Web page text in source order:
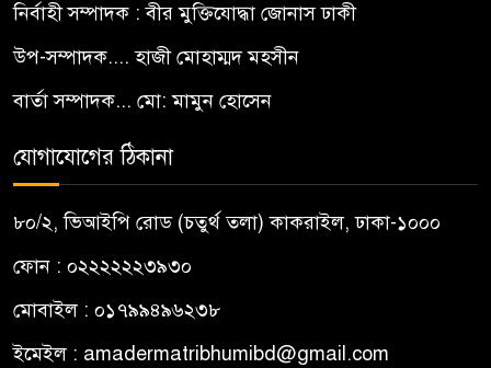
নির্বাহী সম্পাদক : বীর মুক্তিযোদ্ধা জোনাস ঢাকী
উপ-সম্পাদক.... হাজী মোহাম্মদ মহসীন
বার্তা সম্পাদক... মো: মামুন হোসেন
যোগাযোগের ঠিকানা
৮০/২, ভিআইপি রোড (চতুর্থ তলা) কাকরাইল, ঢাকা-১০০০
ফোন : ০২২২২২২৩৯৩০
মোবাইল : ০১৭৯৯৪৯৬২৩৮
ইমেইল : amadermatribhumibd@gmail.com